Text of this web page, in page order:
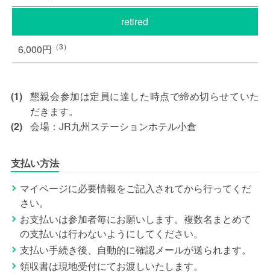
retired
6,000円 （3）
(1) 懇親会参加は定員に達した時点で締め切らせていた
だきます。
(2) 会場：JR九州ステーションホテル小倉
支払い方法
マイページに必要情報をご記入されてから行ってくだ
さい。
お支払いは参加者毎にお願いします。複数名まとめて
の支払いは行わないようにしてください。
支払い手続き後、自動的に確認メールが送られます。
領収書は現地受付にてお渡しいたします。